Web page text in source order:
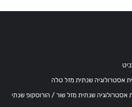
שור / תחזית אסטרולוגיה שנתית מזל שור / הורוסקופ שנתי